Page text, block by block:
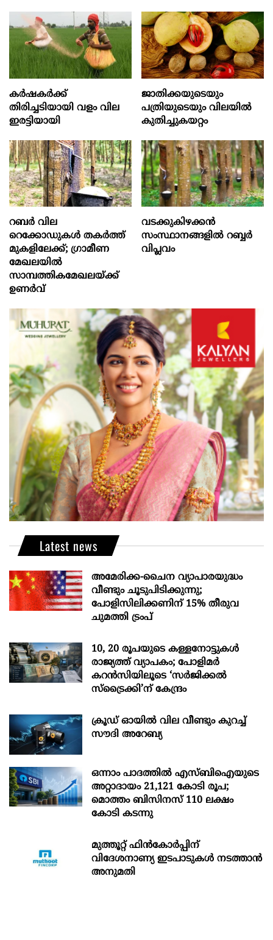
കർഷകർക്ക്
തിരിച്ചടിയായി വളം വില
ഇരട്ടിയായി
ജാതിക്കയുടെയും
പത്രിയുടെയും വിലയില്‍
കുതിച്ചുകയറ്റം
റബര്‍ വില
റെക്കോഡുകള്‍ തകര്‍ത്ത്
മുകളിലേക്ക്; ഗ്രാമീണ
മേഖലയില്‍
സാമ്പത്തികമേഖലയ്ക്ക്
ഉണര്‍വ്
വടക്കുകിഴക്കൻ
സംസ്ഥാനങ്ങളില്‍ റബ്ബര്‍
വിപ്ലവം
Latest news
അമേരിക്ക-ചൈന വ്യാപാരയുദ്ധം
വീണ്ടും ചൂടുപിടിക്കുന്നു;
പോളിസിലിക്കണിന് 15% തീരുവ
ചുമത്തി ട്രംപ്
10, 20 രൂപയുടെ കള്ളനോട്ടുകൾ
രാജ്യത്ത് വ്യാപകം; പോളിമർ
കറൻസിയിലൂടെ ‘സർജിക്കൽ
സ്ട്രെെക്കി’ന് കേന്ദ്രം
ക്രൂഡ് ഓയിൽ വില വീണ്ടും കുറച്ച്
സൗദി അറേബ്യ
ഒന്നാം പാദത്തിൽ എസ്ബിഐയുടെ
അറ്റാദായം 21,121 കോടി രൂപ;
മൊത്തം ബിസിനസ് 110 ലക്ഷം
കോടി കടന്നു
മുത്തൂറ്റ് ഫിൻകോർപ്പിന്
വിദേശനാണ്യ ഇടപാടുകൾ നടത്താൻ
അനുമതി